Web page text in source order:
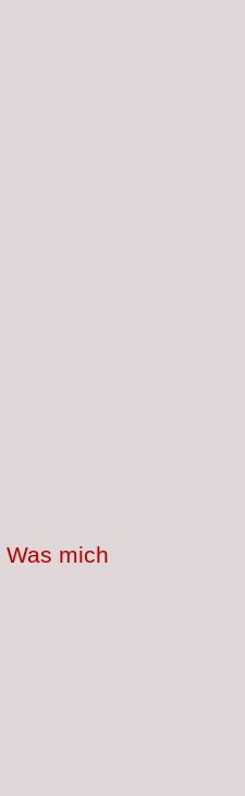
Was mich